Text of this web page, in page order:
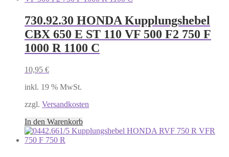
730.92.30 HONDA Kupplungshebel
CBX 650 E ST 110 VF 500 F2 750 F
1000 R 1100 C
10,95 €
inkl. 19 % MwSt.
zzgl. Versandkosten
In den Warenkorb